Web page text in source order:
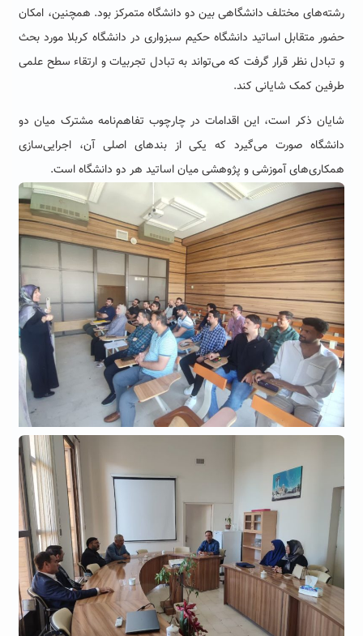
رشته‌های مختلف دانشگاهی بین دو دانشگاه متمرکز بود. همچنین، امکان
حضور متقابل اساتید دانشگاه حکیم سبزواری در دانشگاه کربلا مورد بحث
و تبادل نظر قرار گرفت که می‌تواند به تبادل تجربیات و ارتقاء سطح علمی
طرفین کمک شایانی کند.
شایان ذکر است، این اقدامات در چارچوب تفاهم‌نامه مشترک میان دو
دانشگاه صورت می‌گیرد که یکی از بندهای اصلی آن، اجرایی‌سازی
همکاری‌های آموزشی و پژوهشی میان اساتید هر دو دانشگاه است.